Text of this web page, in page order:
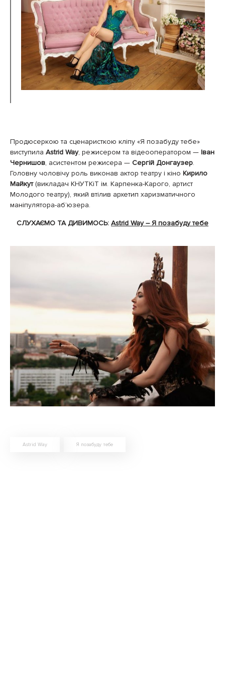
Продюсеркою та сценаристкою кліпу «Я позабуду тебе»
виступила Astrid Way, режисером та відеооператором — Іван
Чернишов, асистентом режисера — Сергій Донгаузер.
Головну чоловічу роль виконав актор театру і кіно Кирило
Майкут(викладач КНУТКіТ ім. Карпенка-Карого, артист
Молодого театру), який втілив архетип харизматичного
маніпулятора-абʼюзера.
СЛУХАЄМО ТА ДИВИМОСЬ: Astrid Way – Я позабуду тебе
Astrid Way Я позабуду тебе